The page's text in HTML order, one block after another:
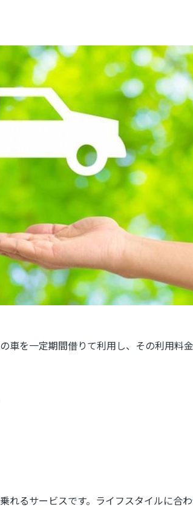
車を一定期間借りて利用し、その利用料
るサービスです。ライフスタイルに合